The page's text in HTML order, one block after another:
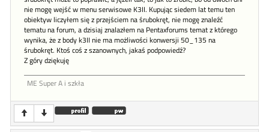
nie mogę wejść w menu serwisowe K3II. Kupując siedem lat temu ten
obiektyw liczyłem się z przejściem na śrubokręt, nie mogę znaleźć
tematu na forum, a dzisiaj znalazłem na Pentaxforums temat z którego
wynika, że z body k3II nie ma możliwości konwersji 50_135 na
śrubokręt. Ktoś coś z szanownych, jakaś podpowiedź?
Z góry dziękuję
ME Super A i szkła